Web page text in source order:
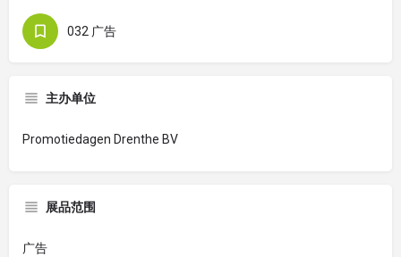
032 广告
主办单位
Promotiedagen Drenthe BV
展品范围
广告